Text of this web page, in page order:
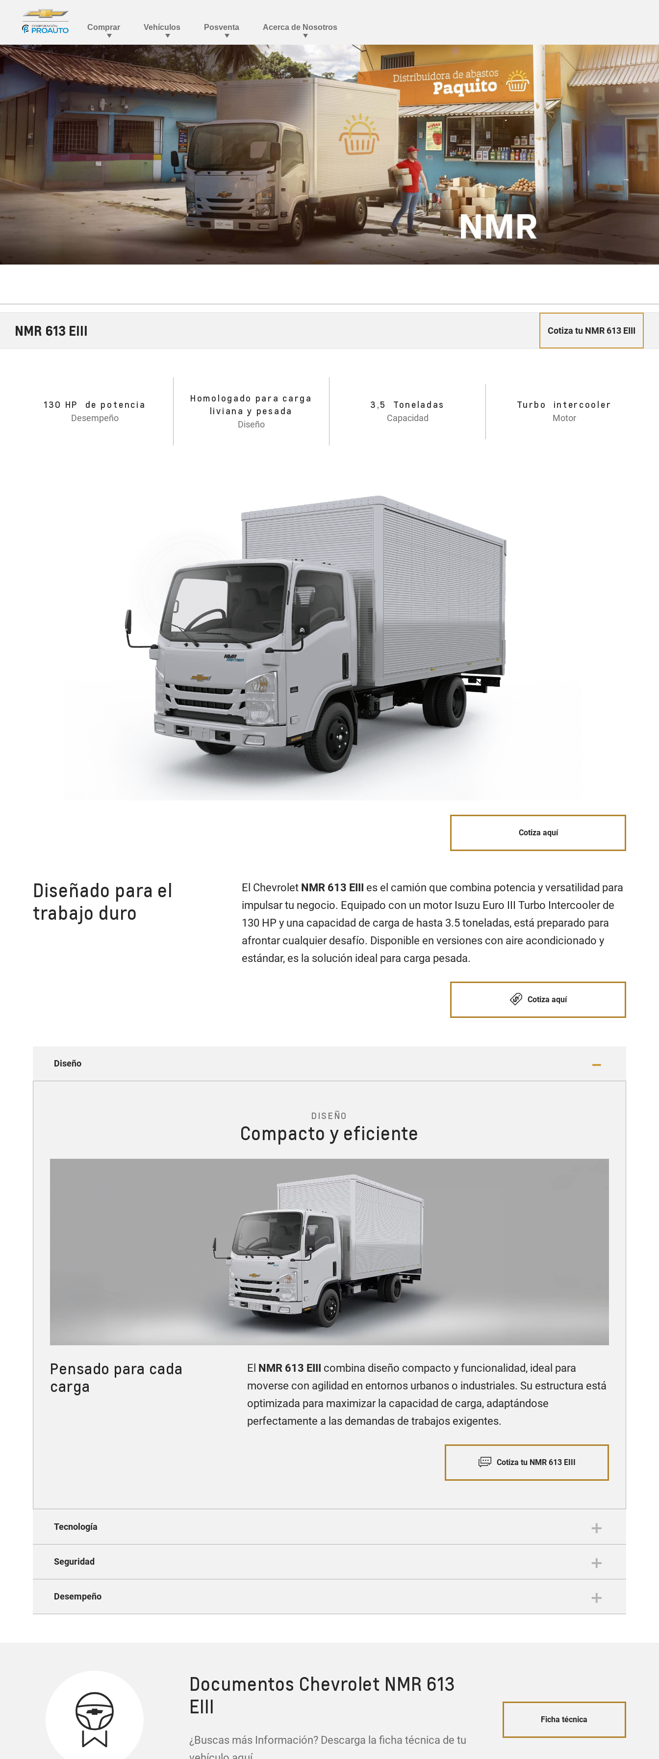
NMR 613 EIII Cotiza tu NMR 613 EIII
130 HP de potencia
Desempeño
Homologado para carga
liviana y pesada
Diseño
3,5 Toneladas
Capacidad
Turbo intercooler
Motor
Cotiza aquí
Diseñado para el
trabajo duro
El Chevrolet NMR 613 EIII
es el camión que combina potencia y versatilidad para
impulsar tu negocio. Equipado con un motor Isuzu Euro III Turbo Intercooler de
130 HP y una capacidad de carga de hasta 3.5 toneladas, está preparado para
afrontar cualquier desafío. Disponible en versiones con aire acondicionado y
estándar, es la solución ideal para carga pesada.
Cotiza aquí
Diseño
DISEÑO
Compacto y eficiente
Pensado para cada
carga
El NMR 613 EIII combina diseño compacto y funcionalidad, ideal para
moverse con agilidad en entornos urbanos o industriales. Su estructura está
optimizada para maximizar la capacidad de carga, adaptándose
perfectamente a las demandas de trabajos exigentes.
Cotiza tu NMR 613 EIII
Tecnología
TECNOLOGÍA
Seguridad
SEGURIDAD
Desempeño
Documentos Chevrolet NMR 613
EIII
¿Buscas más Información? Descarga la ficha técnica de tu
Ficha técnica